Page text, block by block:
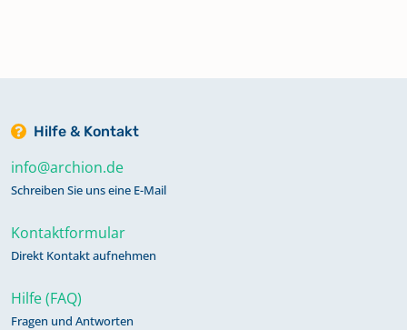
Hilfe & Kontakt
info@archion.de
Schreiben Sie uns eine E-Mail
Kontaktformular
Direkt Kontakt aufnehmen
Hilfe (FAQ)
Fragen und Antworten